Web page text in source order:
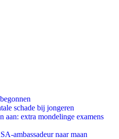
schade bij jongeren
aan: extra mondelinge examens
ambassadeur naar maan